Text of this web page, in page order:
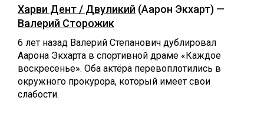
Харви Дент / Двуликий (Аарон Экхарт) —
Валерий Сторожик
6 лет назад Валерий Степанович дублировал
Аарона Экхарта в спортивной драме «Каждое
воскресенье». Оба актёра перевоплотились в
окружного прокурора, который имеет свои
слабости.